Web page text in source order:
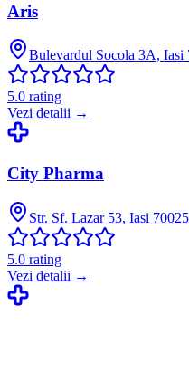
Aris
Bulevardul Socola 3A, Iasi
5.0 rating
Vezi detalii →
City Pharma
Str. Sf. Lazar 53, Iasi
5.0 rating
Vezi detalii →